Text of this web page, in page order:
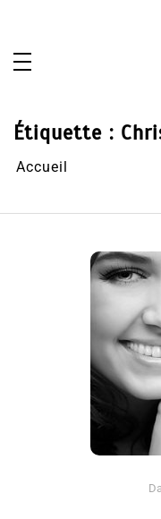
Étiquette :
Accueil